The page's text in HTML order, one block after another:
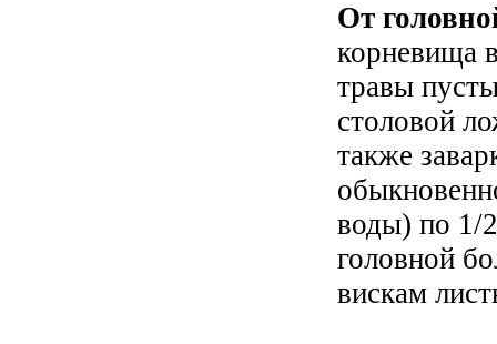
От
корневища
травы
столовой
также
воды) по 1/
головной
вискам